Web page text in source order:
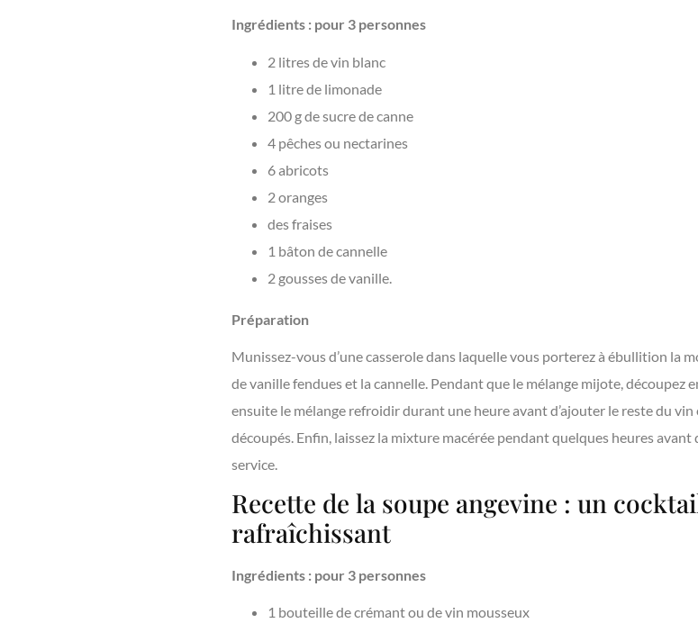
Ingrédients : pour 3 personnes
2 litres de vin blanc
1 litre de limonade
200 g de sucre de canne
4 pêches ou nectarines
6 abricots
2 oranges
des fraises
1 bâton de cannelle
2 gousses de vanille.
Préparation
Munissez-vous d’une casserole dans laquelle vous porterez à ébullition la
de vanille fendues et la cannelle. Pendant que le mélange mijote, découpez
ensuite le mélange refroidir durant une heure avant d’ajouter le reste du
découpés. Enfin, laissez la mixture macérée pendant quelques heures
service.
Recette de la soupe angevine : un
rafraîchissant
Ingrédients : pour 3 personnes
1 bouteille de crémant ou de vin mousseux